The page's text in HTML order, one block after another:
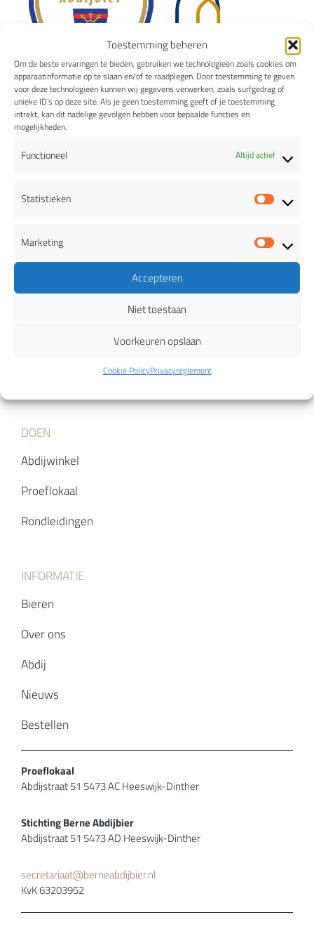
Toestemming beheren
Om de beste ervaringen te bieden, gebruiken we technologieën zoals cookies om
apparaatinformatie op te slaan en/of te raadplegen. Door toestemming te geven
voor deze technologieën kunnen wij gegevens verwerken, zoals surfgedrag of
unieke ID’s op deze site. Als je geen toestemming geeft of je toestemming
intrekt, kan dit nadelige gevolgen hebben voor bepaalde functies en
mogelijkheden.
Functioneel Altijd actief
Statistieken
Marketing
Accepteren
Niet toestaan
Voorkeuren opslaan
Cookie PolicyPrivacyreglement
Norbertijn Blond
Abt-Generaal Quadruppel
DOEN
Abdijwinkel
Proeflokaal
Rondleidingen
INFORMATIE
Bieren
Over ons
Abdij
Nieuws
Bestellen
Proeflokaal
Abdijstraat 51 5473 AC Heeswijk-Dinther
Stichting Berne Abdijbier
Abdijstraat 51 5473 AD Heeswijk-Dinther
secretariaat@berneabdijbier.nl
KvK 63203952